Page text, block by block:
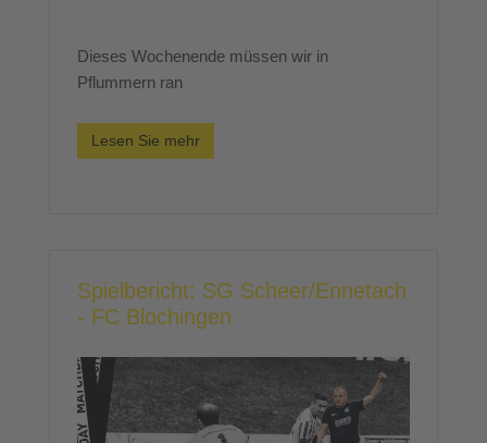
Dieses Wochenende müssen wir in
Pflummern ran
Lesen Sie mehr
Spielbericht: SG Scheer/Ennetach
- FC Blochingen